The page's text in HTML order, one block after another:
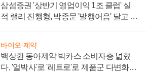
삼섬증권 '상반기 영업이익 1조 클럽' 실
적 랠리 진행형, 박종문 '발행어음' 달고 연
바이오·제약
백상환 동아제약 박카스 소비자층 넓혔
다, '얼박사'로 '레트로'로 제품군 다변화